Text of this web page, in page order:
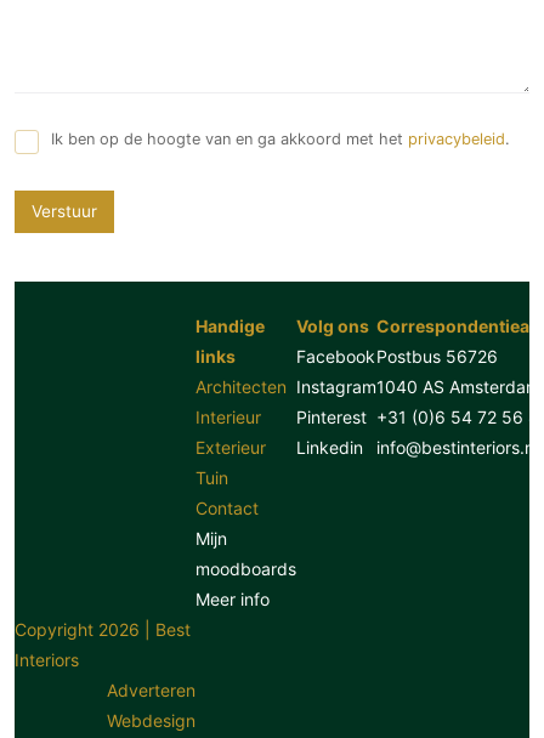
Wijnkelder en wijnkasten
Ik ben op de hoogte van en ga akkoord met het privacybeleid.
Verstuur
Handige
links
Architecten
Interieur
Exterieur
Tuin
Contact
Mijn
moodboards
Meer info
Volg ons
Facebook
Instagram
Pinterest
Linkedin
Postbus 56726
1040 AS Amsterdam
+31 (0)6 54 72 56
info@bestinteriors.nl
Copyright 2026 | Best
Interiors
Adverteren
Webdesign